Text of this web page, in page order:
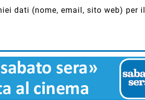
dati (nome, email, sito web) per il